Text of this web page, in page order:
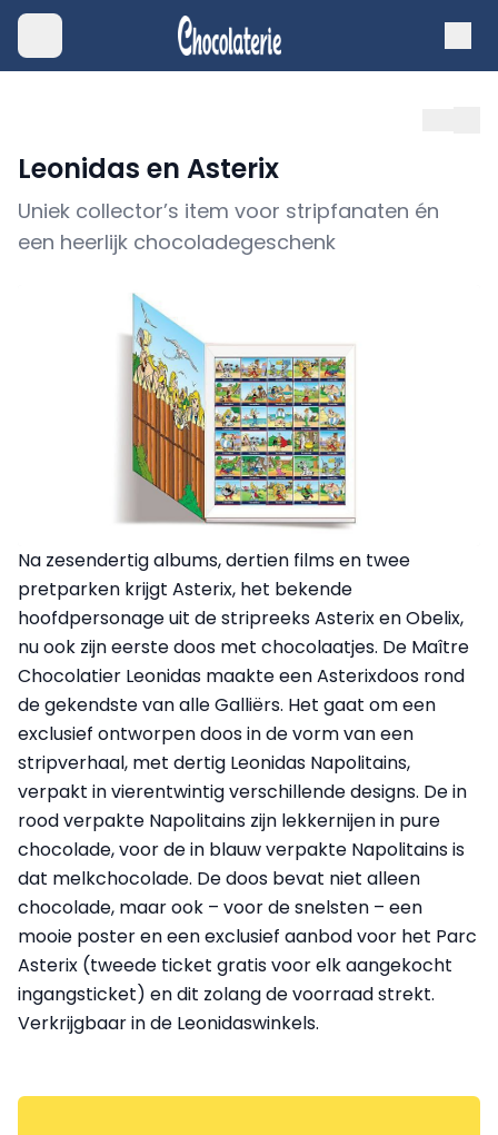
Leonidas en Asterix
Uniek collector’s item voor stripfanaten én
een heerlijk chocoladegeschenk
Na zesendertig albums, dertien films en twee
pretparken krijgt Asterix, het bekende
hoofdpersonage uit de stripreeks Asterix en Obelix,
nu ook zijn eerste doos met chocolaatjes. De Maître
Chocolatier Leonidas maakte een Asterixdoos rond
de gekendste van alle Galliërs. Het gaat om een
exclusief ontworpen doos in de vorm van een
stripverhaal, met dertig Leonidas Napolitains,
verpakt in vierentwintig verschillende designs. De in
rood verpakte Napolitains zijn lekkernijen in pure
chocolade, voor de in blauw verpakte Napolitains is
dat melkchocolade. De doos bevat niet alleen
chocolade, maar ook – voor de snelsten – een
mooie poster en een exclusief aanbod voor het Parc
Asterix (tweede ticket gratis voor elk aangekocht
ingangsticket) en dit zolang de voorraad strekt.
Verkrijgbaar in de Leonidaswinkels.